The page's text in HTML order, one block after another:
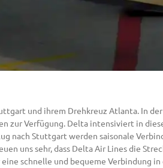
und ihrem Drehkreuz Atlanta. In
zur Verfügung. Delta intensiviert in
nach Stuttgart werden saisonale
uns sehr, dass Delta Air Lines die
schnelle und bequeme Verbindung